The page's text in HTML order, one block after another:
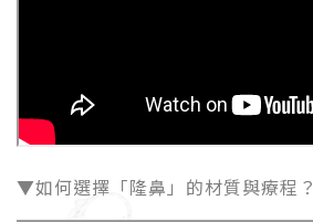
▼如何選擇「隆鼻」的材質與療程？